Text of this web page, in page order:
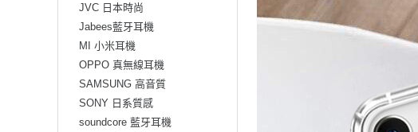
JVC 日本時尚
Jabees藍牙耳機
MI 小米耳機
OPPO 真無線耳機
SAMSUNG 高音質
SONY 日系質感
soundcore 藍牙耳機